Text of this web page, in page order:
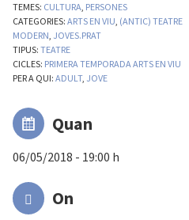
TEMES: CULTURA, PERSONES
CATEGORIES: ARTS EN VIU, (ANTIC) TEATRE
MODERN, JOVES.PRAT
TIPUS: TEATRE
CICLES: PRIMERA TEMPORADA ARTS EN VIU
PER A QUI: ADULT, JOVE
Quan
06/05/2018 - 19:00 h
On